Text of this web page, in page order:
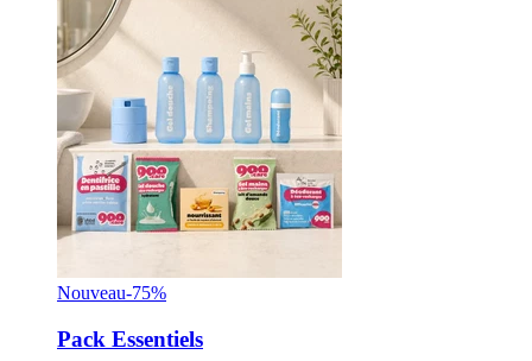
Nouveau-75%
Pack Essentiels